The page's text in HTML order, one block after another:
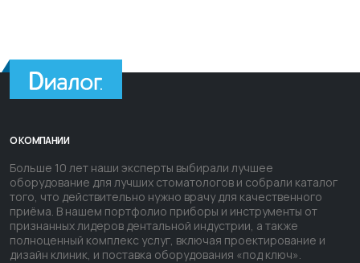
О КОМПАНИИ
Больше 10 лет наши эксперты выбирали лучшее
оборудование для лучших стоматологов и собрали каталог
того, что действительно нужно врачу для качественного
приёма. В нашем портфолио приборы и инструменты от
признанных лидеров дентальной индустрии, а также
полноценный комплекс услуг, включая проектирование и
дизайн клиник, и поставка оборудования «под ключ».